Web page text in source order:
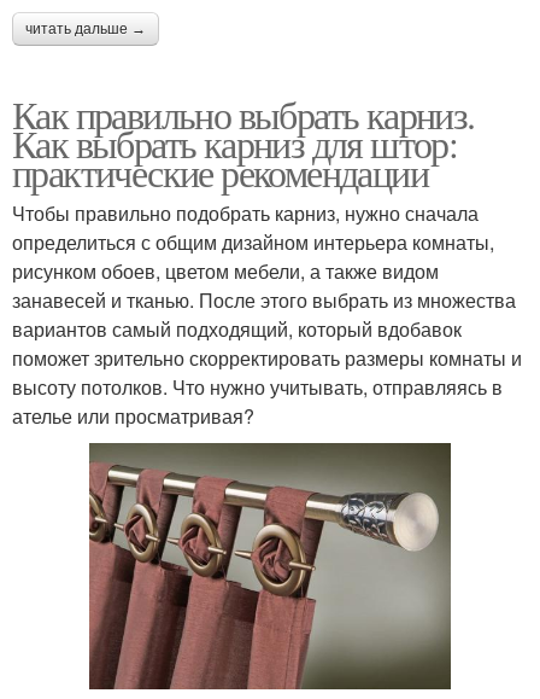
читать дальше →
Как правильно выбрать карниз.
Как выбрать карниз для штор:
практические рекомендации
Чтобы правильно подобрать карниз, нужно сначала
определиться с общим дизайном интерьера комнаты,
рисунком обоев, цветом мебели, а также видом
занавесей и тканью. После этого выбрать из множества
вариантов самый подходящий, который вдобавок
поможет зрительно скорректировать размеры комнаты и
высоту потолков. Что нужно учитывать, отправляясь в
ателье или просматривая?